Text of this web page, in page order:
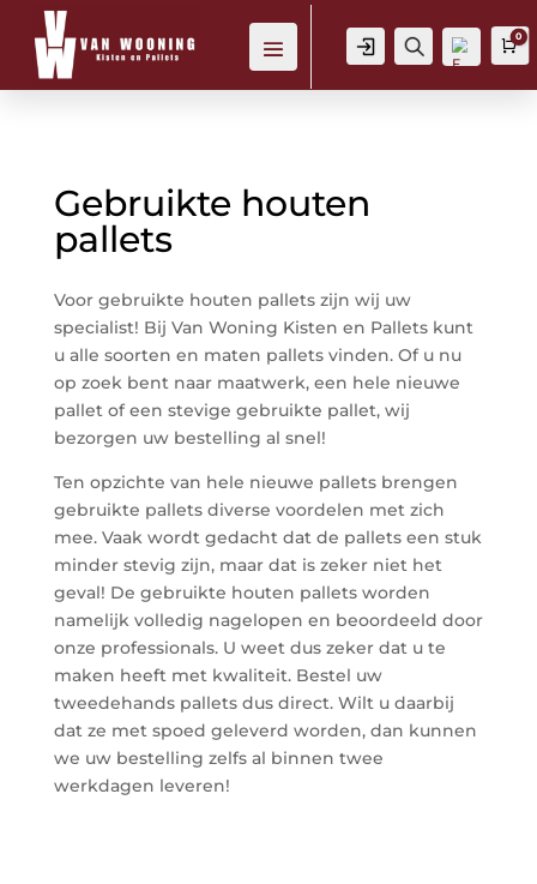
Login Zoeken
0
Gebruikte houten
pallets
Voor gebruikte houten pallets zijn wij uw
specialist! Bij Van Woning Kisten en Pallets kunt
u alle soorten en maten pallets vinden. Of u nu
op zoek bent naar maatwerk, een hele nieuwe
pallet of een stevige gebruikte pallet, wij
bezorgen uw bestelling al snel!
Ten opzichte van hele nieuwe pallets brengen
gebruikte pallets diverse voordelen met zich
mee. Vaak wordt gedacht dat de pallets een stuk
minder stevig zijn, maar dat is zeker niet het
geval! De gebruikte houten pallets worden
namelijk volledig nagelopen en beoordeeld door
onze professionals. U weet dus zeker dat u te
maken heeft met kwaliteit. Bestel uw
tweedehands pallets dus direct. Wilt u daarbij
dat ze met spoed geleverd worden, dan kunnen
we uw bestelling zelfs al binnen twee
werkdagen leveren!